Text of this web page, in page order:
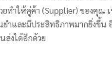
ำให้คู่ค้า (Supplier) ของคุณ เ
ำและมีประสิทธิภาพมากยิ่งขึ้น
ส่งได้อีกด้วย